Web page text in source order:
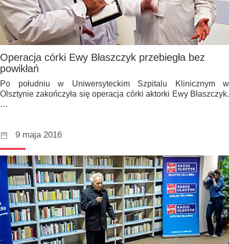
Operacja córki Ewy Błaszczyk przebiegła bez
powikłań
Po południu w Uniwersyteckim Szpitalu Klinicznym w
Olsztynie zakończyła się operacja córki aktorki Ewy Błaszczyk.
…
9 maja 2016